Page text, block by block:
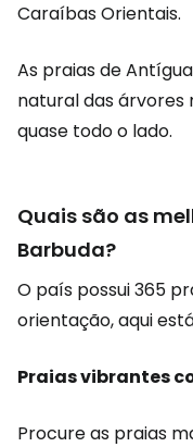
Caraíbas Orientais.
As praias de
natural das árvores
quase todo o lado.
Quais são as
Barbuda?
O país possui 365
orientação, aqui
Praias vibrantes
Procure as praias